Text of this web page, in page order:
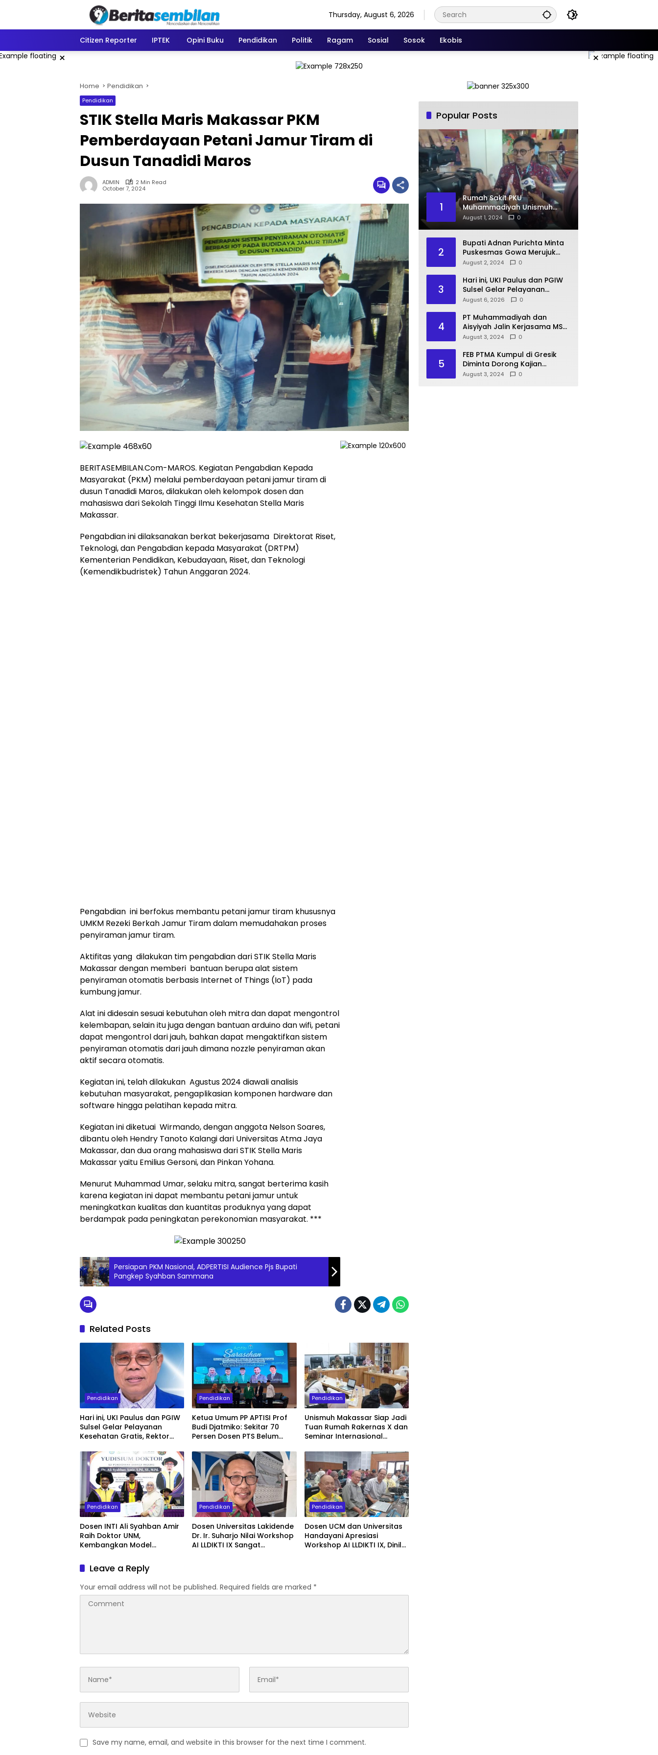
Thursday, August 6, 2026
Citizen Reporter IPTEK Opini Buku Pendidikan Politik Ragam Sosial Sosok Ekobis
× ×
Home Pendidikan
Pendidikan
STIK Stella Maris Makassar PKM
Pemberdayaan Petani Jamur Tiram di
Dusun Tanadidi Maros
ADMIN
2 Min Read
October 7, 2024
BERITASEMBILAN.Com-MAROS. Kegiatan Pengabdian Kepada
Masyarakat (PKM) melalui pemberdayaan petani jamur tiram di
dusun Tanadidi Maros, dilakukan oleh kelompok dosen dan
mahasiswa dari Sekolah Tinggi Ilmu Kesehatan Stella Maris
Makassar.
Pengabdian ini dilaksanakan berkat bekerjasama Direktorat Riset,
Teknologi, dan Pengabdian kepada Masyarakat (DRTPM)
Kementerian Pendidikan, Kebudayaan, Riset, dan Teknologi
(Kemendikbudristek) Tahun Anggaran 2024.
Pengabdian ini berfokus membantu petani jamur tiram khususnya
UMKM Rezeki Berkah Jamur Tiram dalam memudahakan proses
penyiraman jamur tiram.
Aktifitas yang dilakukan tim pengabdian dari STIK Stella Maris
Makassar dengan memberi bantuan berupa alat sistem
penyiraman otomatis berbasis Internet of Things (IoT) pada
kumbung jamur.
Alat ini didesain sesuai kebutuhan oleh mitra dan dapat mengontrol
kelembapan, selain itu juga dengan bantuan arduino dan wifi, petani
dapat mengontrol dari jauh, bahkan dapat mengaktifkan sistem
penyiraman otomatis dari jauh dimana nozzle penyiraman akan
aktif secara otomatis.
Kegiatan ini, telah dilakukan Agustus 2024 diawali analisis
kebutuhan masyarakat, pengaplikasian komponen hardware dan
software hingga pelatihan kepada mitra.
Kegiatan ini diketuai Wirmando, dengan anggota Nelson Soares,
dibantu oleh Hendry Tanoto Kalangi dari Universitas Atma Jaya
Makassar, dan dua orang mahasiswa dari STIK Stella Maris
Makassar yaitu Emilius Gersoni, dan Pinkan Yohana.
Menurut Muhammad Umar, selaku mitra, sangat berterima kasih
karena kegiatan ini dapat membantu petani jamur untuk
meningkatkan kualitas dan kuantitas produknya yang dapat
berdampak pada peningkatan perekonomian masyarakat. ***
Persiapan PKM Nasional, ADPERTISI Audience Pjs Bupati
Pangkep Syahban Sammana
Related Posts
Pendidikan
Hari ini, UKI Paulus dan PGIW
Sulsel Gelar Pelayanan
Kesehatan Gratis, Rektor
Kampus Berdampak bagi
Masyarakat
Pendidikan
Ketua Umum PP APTISI Prof
Budi Djatmiko: Sekitar 70
Persen Dosen PTS Belum
Percepatan Serdos
Pendidikan
Unismuh Makassar Siap Jadi
Tuan Rumah Rakernas X dan
Seminar Internasional
Peserta dari Dalam dan Luar
Negeri
Pendidikan
Dosen INTI Ali Syahban Amir
Raih Doktor UNM,
Kembangkan Model
Komunikasi Bisnis
Pendidikan
Dosen Universitas Lakidende
Dr. Ir. Suharjo Nilai Workshop
AI LLDIKTI IX Sangat
Pendidikan
Dosen UCM dan Universitas
Handayani Apresiasi
Workshop AI LLDIKTI IX, Dinilai
Leave a Reply
Your email address will not be published. Required fields are marked *
Save my name, email, and website in this browser for the next time I comment.
Popular Posts
1
Rumah Sakit PKU
Muhammadiyah Unismuh
Makassar Resmi Terima
August 1, 2024 0
2
Bupati Adnan Purichta Minta
Puskesmas Gowa Merujuk
Pasien BPJS ke RS PKU
Makassar
August 2, 2024 0
3
Hari ini, UKI Paulus dan PGIW
Sulsel Gelar Pelayanan
Kesehatan Gratis, Rektor Prof
Berdampak bagi Masyarakat
August 6, 2026 0
4
PT Muhammadiyah dan
Aisyiyah Jalin Kerjasama MSU
Malaysia
August 3, 2024 0
5
FEB PTMA Kumpul di Gresik
Diminta Dorong Kajian
Ekonomi Islam
August 3, 2024 0